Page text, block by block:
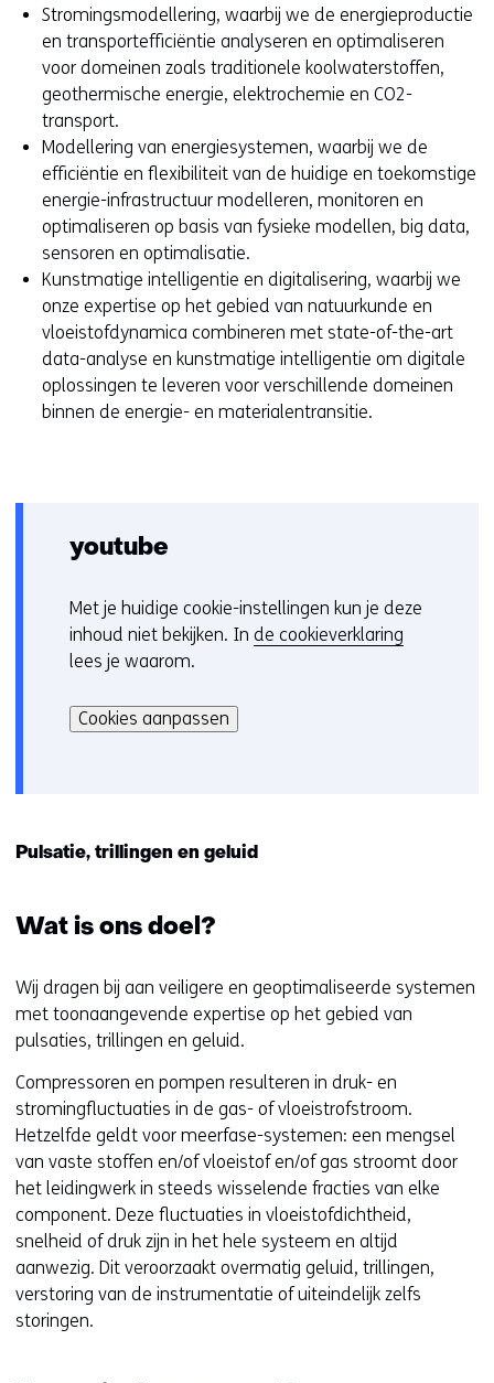
Stromingsmodellering, waarbij we de energieproductie
en transportefficiëntie analyseren en optimaliseren
voor domeinen zoals traditionele koolwaterstoffen,
geothermische energie, elektrochemie en CO2-
transport.
Modellering van energiesystemen, waarbij we de
efficiëntie en flexibiliteit van de huidige en toekomstige
energie-infrastructuur modelleren, monitoren en
optimaliseren op basis van fysieke modellen, big data,
sensoren en optimalisatie.
Kunstmatige intelligentie en digitalisering, waarbij we
onze expertise op het gebied van natuurkunde en
vloeistofdynamica combineren met state-of-the-art
data-analyse en kunstmatige intelligentie om digitale
oplossingen te leveren voor verschillende domeinen
binnen de energie- en materialentransitie.
youtube
C
o
o
i
r
u
i
g
e
n
Met je huidige cookie-instellingen kun je deze
inhoud niet bekijken. In de cookieverklaring
lees je waarom.
kan
het
op
worden
geweigerd.
Cookies aanpassen
Pulsatie, trillingen en geluid
Wat is ons doel?
Wij dragen bij aan veiligere en geoptimaliseerde systemen
met toonaangevende expertise op het gebied van
pulsaties, trillingen en geluid.
Compressoren en pompen resulteren in druk- en
stromingfluctuaties in de gas- of vloeistrofstroom.
Hetzelfde geldt voor meerfase-systemen: een mengsel
van vaste stoffen en/of vloeistof en/of gas stroomt door
het leidingwerk in steeds wisselende fracties van elke
component. Deze fluctuaties in vloeistofdichtheid,
snelheid of druk zijn in het hele systeem en altijd
aanwezig. Dit veroorzaakt overmatig geluid, trillingen,
verstoring van de instrumentatie of uiteindelijk zelfs
storingen.